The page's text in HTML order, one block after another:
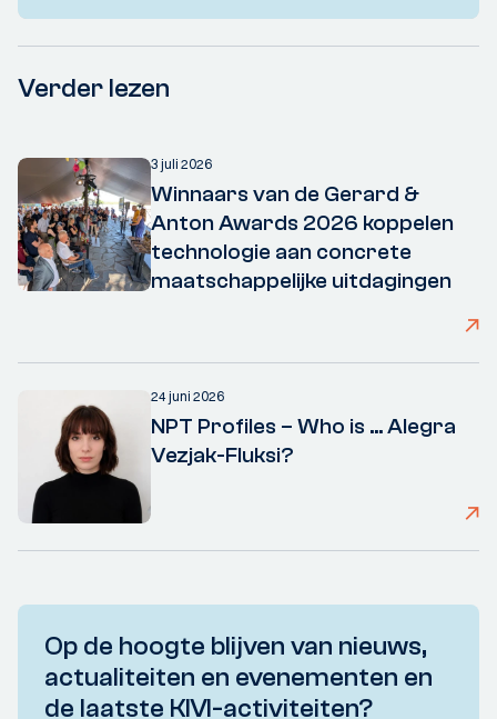
Verder lezen
3 juli 2026
Winnaars van de Gerard &
Anton Awards 2026 koppelen
technologie aan concrete
maatschappelijke uitdagingen
24 juni 2026
NPT Profiles – Who is ... Alegra
Vezjak-Fluksi?
Op de hoogte blijven van nieuws,
actualiteiten en evenementen en
de laatste KIVI-activiteiten?